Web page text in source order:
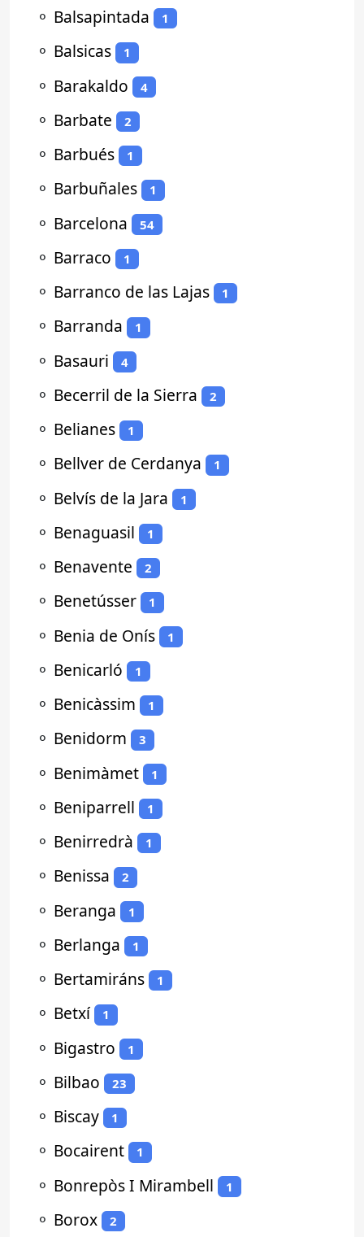
⚬ Balsapintada 1
⚬ Balsicas 1
⚬ Barakaldo 4
⚬ Barbate 2
⚬ Barbués 1
⚬ Barbuñales 1
⚬ Barcelona 54
⚬ Barraco 1
⚬ Barranco de las Lajas 1
⚬ Barranda 1
⚬ Basauri 4
⚬ Becerril de la Sierra 2
⚬ Belianes 1
⚬ Bellver de Cerdanya 1
⚬ Belvís de la Jara 1
⚬ Benaguasil 1
⚬ Benavente 2
⚬ Benetússer 1
⚬ Benia de Onís 1
⚬ Benicarló 1
⚬ Benicàssim 1
⚬ Benidorm 3
⚬ Benimàmet 1
⚬ Beniparrell 1
⚬ Benirredrà 1
⚬ Benissa 2
⚬ Beranga 1
⚬ Berlanga 1
⚬ Bertamiráns 1
⚬ Betxí 1
⚬ Bigastro 1
⚬ Bilbao 23
⚬ Biscay 1
⚬ Bocairent 1
⚬ Bonrepòs I Mirambell 1
⚬ Borox 2